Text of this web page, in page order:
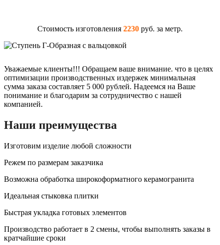
Стоимость изготовления 2230 руб. за метр.
Уважаемые клиенты!!! Обращаем ваше внимание. что в целях
оптимизации производственных издержек минимальная
сумма заказа составляет 5 000 рублей. Надеемся на Ваше
понимание и благодарим за сотрудничество с нашей
компанией.
Наши преимущества
Изготовим изделие любой сложности
Режем по размерам заказчика
Возможна обработка широкоформатного керамогранита
Идеальная стыковка плитки
Быстрая укладка готовых элементов
Производство работает в 2 смены, чтобы выполнять заказы в
кратчайшие сроки